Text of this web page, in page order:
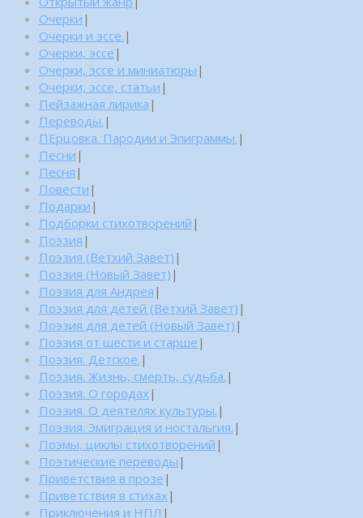
Очерки |
Очерки и эссе. |
Очерки, эссе |
Очерки, эссе и миниатюры |
Очерки, эссе, статьи |
Пейзажная лирика |
Переводы. |
ПЕрцовка. Пародии и Эпиграммы. |
Песни |
Песня |
Повести |
Подарки |
Подборки стихотворений |
Поэзия |
Поэзия (Ветхий Завет) |
Поэзия (Новый Завет) |
Поэзия для Андрея |
Поэзия для детей (Ветхий Завет) |
Поэзия для детей (Новый Завет) |
Поэзия от шести и старше |
Поэзия. Детское. |
Поэзия. Жизнь, смерть, судьба. |
Поэзия. О городах |
Поэзия. О деятелях культуры. |
Поэзия. Эмиграция и ностальгия. |
Поэмы, циклы стихотворений |
Поэтические переводы |
Приветствия в прозе |
Приветствия в стихах |
Приключения и НПЛ |